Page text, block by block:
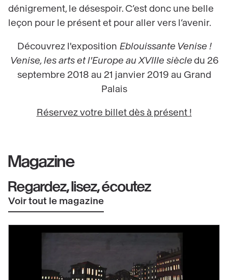
dénigrement, le désespoir. C’est donc une belle
leçon pour le présent et pour aller vers l’avenir.
Découvrez l'exposition Eblouissante Venise !
Venise, les arts et l'Europe au XVIIIe siècledu 26
septembre 2018 au 21 janvier 2019 au Grand
Palais
Réservez votre billet dès à présent !
Magazine
Regardez, lisez, écoutez
Voir tout le magazine